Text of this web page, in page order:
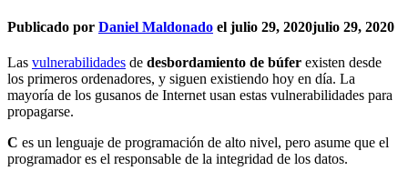
Publicado por Daniel Maldonado el julio 29, 2020julio 29, 2020
Las vulnerabilidades de desbordamiento de búfer existen desde
los primeros ordenadores, y siguen existiendo hoy en día. La
mayoría de los gusanos de Internet usan estas vulnerabilidades para
propagarse.
C es un lenguaje de programación de alto nivel, pero asume que el
programador es el responsable de la integridad de los datos.